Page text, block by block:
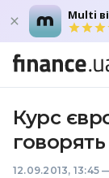
Multi
Курс
12.09.2013, 13:45